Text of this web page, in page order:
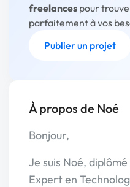
freelances pour
parfaitement à vos
Publier un projet
À propos de Noé
Bonjour,
Je suis Noé,
Expert en